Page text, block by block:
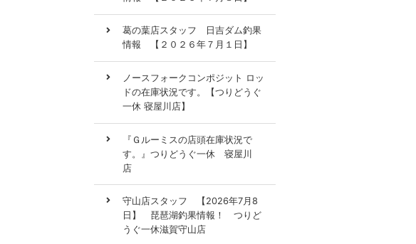
葛の葉店スタッフ 日吉ダム釣果
情報 【２０２６年７月１日】
ノースフォークコンポジット ロッ
ドの在庫状況です。【つりどうぐ
一休 寝屋川店】
『Ｇルーミスの店頭在庫状況で
す。』つりどうぐ一休 寝屋川
店
守山店スタッフ 【2026年7月8
日】 琵琶湖釣果情報！ つりど
うぐ一休滋賀守山店